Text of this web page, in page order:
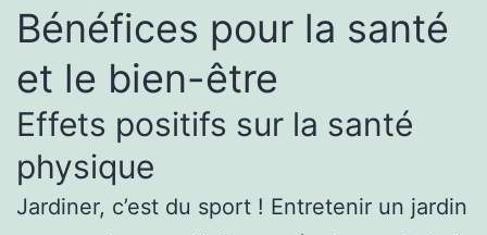
Bénéfices pour la santé
et le bien-être
Effets positifs sur la santé
physique
Jardiner, c’est du sport ! Entretenir un jardin